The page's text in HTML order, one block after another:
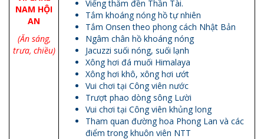
NAM HỘI
AN
(Ăn sáng,
trưa, chiều)
Viếng thăm đền Thần Tài.
Tắm khoáng nóng hồ tự nhiên
Tắm Onsen theo phong cách Nhật Bản
Ngâm chân hồ khoáng nóng
Jacuzzi suối nóng, suối lạnh
Xông hơi đá muối Himalaya
Xông hơi khô, xông hơi ướt
Vui chơi tại Công viên nước
Trượt phao dòng sông Lười
Vui chơi tại Công viên khủng long
Tham quan đường hoa Phong Lan và các
điểm trong khuôn viên NTT